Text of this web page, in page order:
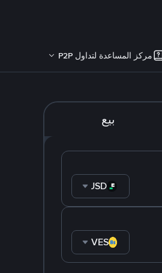
مركز المساعدة لتداول P2P
بيع
VES
FDUSD